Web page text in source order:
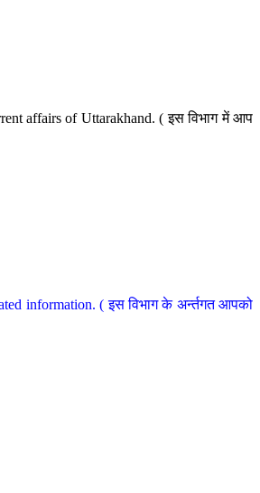
affairs of Uttarakhand. ( इस विभाग में आप
information. ( इस विभाग के अर्न्तगत आपको